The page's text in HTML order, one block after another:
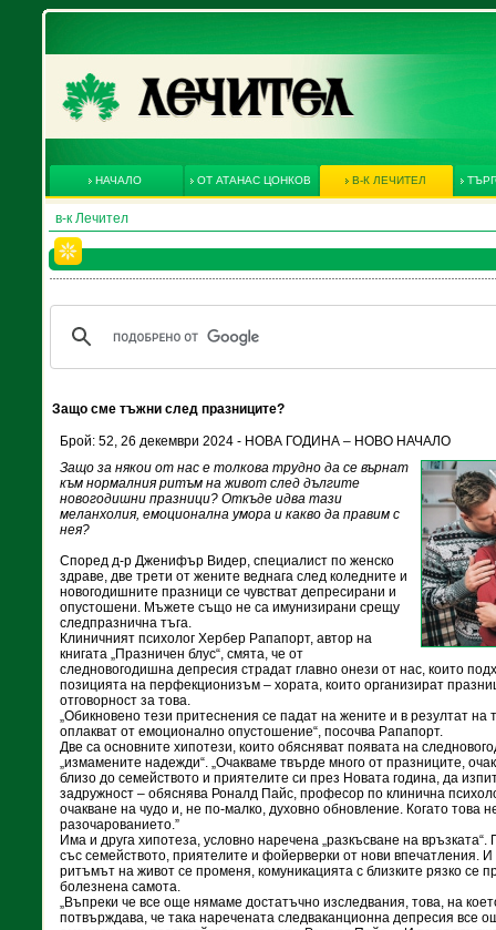
НАЧАЛО ОТ АТАНАС ЦОНКОВ В-К ЛЕЧИТЕЛ
в-к Лечител
Защо сме тъжни след празниците?
Брой: 52, 26 декември 2024 - НОВА ГОДИНА – НОВО НАЧАЛО
Защо за някои от нас е толкова трудно да се върнат
към нормалния ритъм на живот след дългите
новогодишни празници? Откъде идва тази
меланхолия, емоционална умора и какво да правим с
нея?
Според д-р Дженифър Видер, специалист по женско
здраве, две трети от жените веднага след коледните и
новогодишните празници се чувстват депресирани и
опустошени. Мъжете също не са имунизирани срещу
следпразнична тъга.
Клиничният психолог Хербер Рапапорт, автор на
книгата „Празничен блус“, смята, че от
следновогодишна депресия страдат главно онези от нас, които
позицията на перфекционизъм – хората, които организират
отговорност за това.
„Обикновено тези притеснения се падат на жените и в резултат на
оплакват от емоционално опустошение“, посочва Рапапорт.
Две са основните хипотези, които обясняват появата на
„измамените надежди“. „Очакваме твърде много от празниците,
близо до семейството и приятелите си през Новата година, да
задружност – обяснява Роналд Пайс, професор по клинична
очакване на чудо и, не по-малко, духовно обновление. Когато това
разочарованието.”
Има и друга хипотеза, условно наречена „разкъсване на
със семейството, приятелите и фойерверки от нови впечатления.
ритъмът на живот се променя, комуникацията с близките рязко се
болезнена самота.
„Въпреки че все още нямаме достатъчно изследвания, това, на
потвърждава, че така наречената следваканционна депресия все